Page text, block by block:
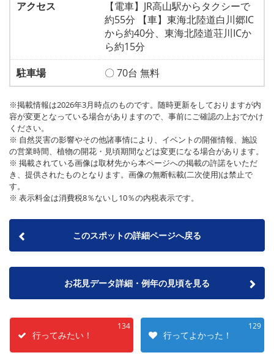
アクセス
【電車】JR高山駅からタクシーで
約55分 【車】東海北陸道白川郷IC
から約40分、東海北陸道荘川ICか
ら約15分
駐車場
〇 70台 無料
※掲載情報は2026年3月時点のものです。随時更新をしておりますが内
容が変更となっている場合がありますので、事前にご確認の上おでかけ
ください。
※ 自然災害の影響やその他諸事情により、イベントの開催情報、施設
の営業時間、植物の開花・見頃期間などは変更になる場合があります。
※ 掲載されている画像は取材先から本ページへの掲載の許諾をいただ
き、提供されたものとなります。画像の無断転載(二次使用)は禁止で
す。
※ 表示料金は消費税8％ないし10％の内税表示です。
このスポットの詳細ページへ戻る
お花見データ詳細・例年の見頃を見る
134
行ってみたい！
129
行ってよかった！